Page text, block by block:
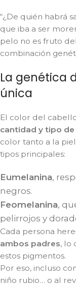
“¿De quién habrá
que iba a ser
pelo no es fruto
combinación
La genética
única
El color del
cantidad y tipo de
color tanto a la
tipos principales:
Eumelanina,
negros.
Feomelanina,
pelirrojos y
Cada persona
ambos padres, lo
estos pigmentos.
Por eso, incluso
niño rubio… o al